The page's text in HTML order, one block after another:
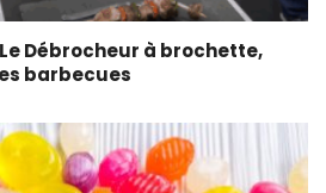
Le Débrocheur à brochette,
barbecues